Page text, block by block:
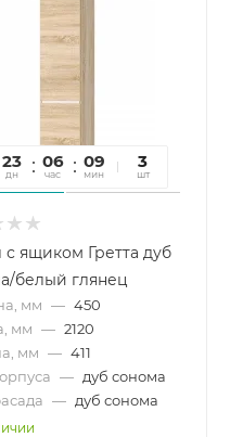
23
дн
06
час
09
мин
10
сек
3
шт
с ящиком Гретта дуб
белый глянец
мм — 450
мм — 2120
мм — 411
— дуб сонома
— дуб сонома